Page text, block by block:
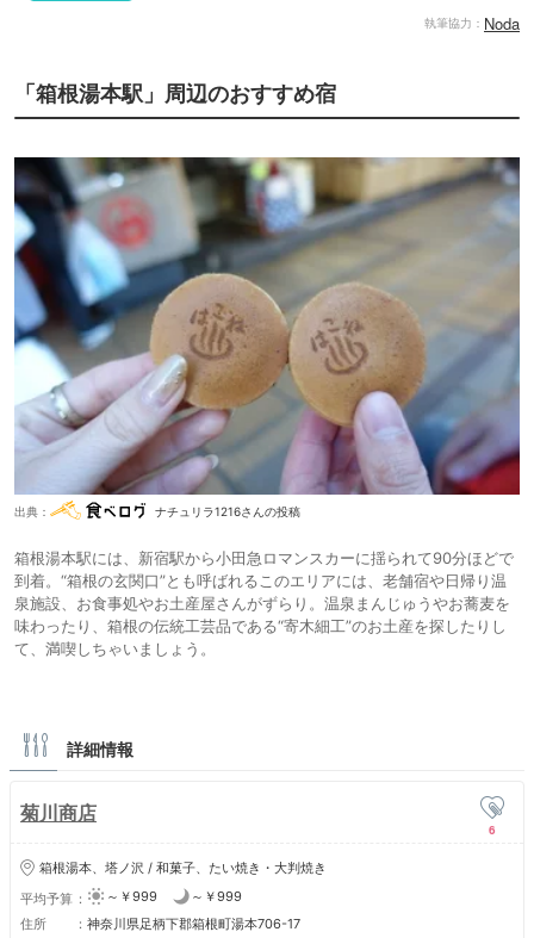
執筆協力： Noda
「箱根湯本駅」周辺のおすすめ宿
出典： ナチュリラ1216さんの投稿
箱根湯本駅には、新宿駅から小田急ロマンスカーに揺られて90分ほどで
到着。“箱根の玄関口”とも呼ばれるこのエリアには、老舗宿や日帰り温
泉施設、お食事処やお土産屋さんがずらり。温泉まんじゅうやお蕎麦を
味わったり、箱根の伝統工芸品である“寄木細工”のお土産を探したりし
て、満喫しちゃいましょう。
詳細情報
菊川商店
6
箱根湯本、塔ノ沢 / 和菓子、たい焼き・大判焼き
平均予算
～￥999
～￥999
住所
神奈川県足柄下郡箱根町湯本706-17